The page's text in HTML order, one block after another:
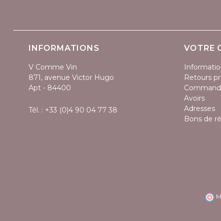
INFORMATIONS
V Comme Vin
871, avenue Victor Hugo
Apt - 84400
Tél. : +33 (0)4 90 04 77 38
VOTRE
Retours
Avoirs
Adresses
Bons de